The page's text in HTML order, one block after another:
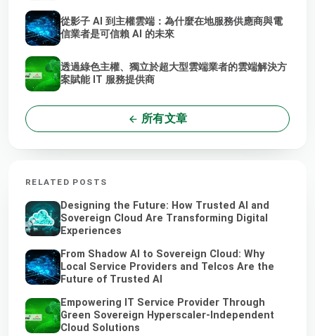
從影子 AI 到主權雲端：為什麼在地服務供應商與電
信業者是可信賴 AI 的未來
透過綠色主權、獨立於超大型雲端業者的雲端解決方
案賦能 IT 服務提供商
所有文章
RELATED POSTS
Designing the Future: How Trusted AI and
Sovereign Cloud Are Transforming Digital
Experiences
From Shadow AI to Sovereign Cloud: Why
Local Service Providers and Telcos Are the
Future of Trusted AI
Empowering IT Service Provider Through
Green Sovereign Hyperscaler-Independent
Cloud Solutions